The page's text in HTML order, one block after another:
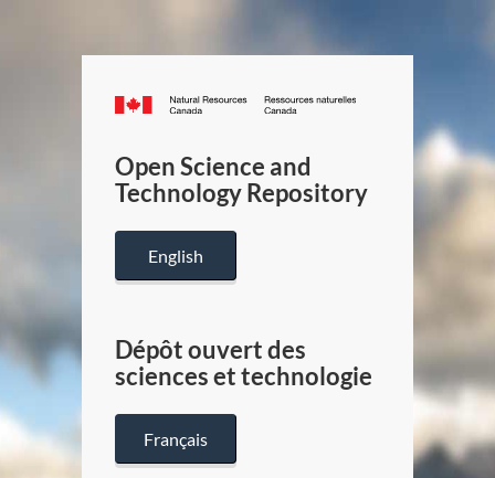
Canada.ca
/
Canada
Open Science and
Technology Repository
English
Dépôt ouvert des
sciences et technologie
Français